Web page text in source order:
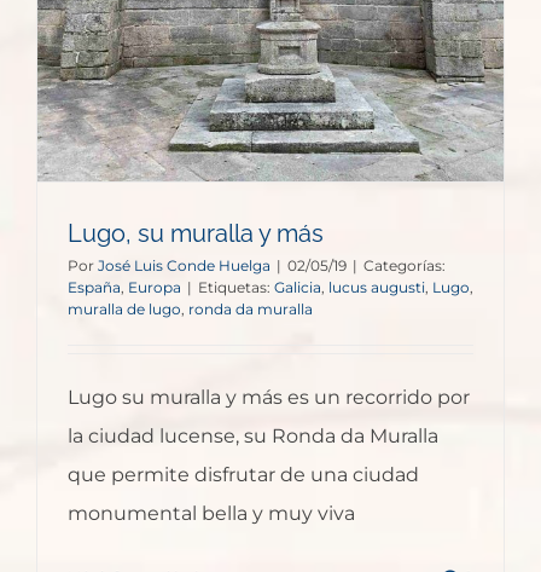
Lugo, su muralla y más
Por José Luis Conde Huelga | 02/05/19 | Categorías:
España Europa | Etiquetas: Galicia lucus augusti Lugo
muralla de lugo ronda da muralla
Lugo su muralla y más es un recorrido por
la ciudad lucense, su Ronda da Muralla
que permite disfrutar de una ciudad
monumental bella y muy viva